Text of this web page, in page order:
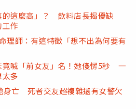
的這麼高」？ 飲料店長揭優缺
作
師：有這特徵「想不出為何要有
竟喊「前女友」名！她傻愣5秒 一
多
身亡 死者交友超複雜還有女警欠